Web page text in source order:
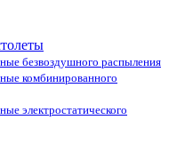
безвоздушного распыления
комбинированного
электростатического